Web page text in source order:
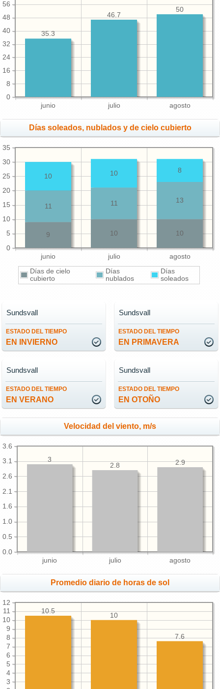
junio julio agosto
0
8
16
24
32
40
48
56
50
46.7
35.3
Días soleados, nublados y de cielo cubierto
junio julio agosto
0
5
10
15
20
25
30
35
10
10
9
13
11
11
8
10
10
Días de cielo
cubierto
Días
nublados
Días
soleados
ESTADO DEL TIEMPO
EN INVIERNO
Sundsvall
ESTADO DEL TIEMPO
EN PRIMAVERA
Sundsvall
ESTADO DEL TIEMPO
EN VERANO
Sundsvall
ESTADO DEL TIEMPO
EN OTOÑO
Sundsvall
Velocidad del viento, m/s
junio julio agosto
0.0
0.5
1.0
1.6
2.1
2.6
3.1
3.6
2.9
2.8
3
Promedio diario de horas de sol
3
4
5
6
7
8
9
10
11
12
7.6
10
10.5